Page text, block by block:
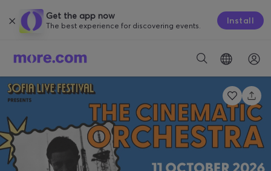
Get the app now
The best experience for discovering events. Install